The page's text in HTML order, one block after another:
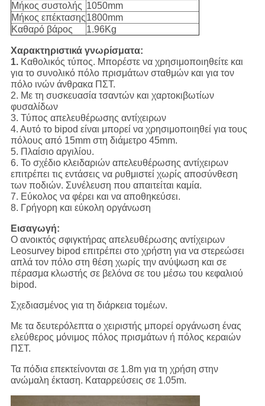
Μήκος συστολής 1050mm
Μήκος επέκτασης1800mm
Καθαρό βάρος
1.96Kg
Χαρακτηριστικά γνωρίσματα:
1. Καθολικός τύπος. Μπορέστε να χρησιμοποιηθείτε και
για το συνολικό πόλο πρισμάτων σταθμών και για τον
πόλο ινών άνθρακα ΠΣΤ.
2. Με τη συσκευασία τσαντών και χαρτοκιβωτίων
φυσαλίδων
3. Τύπος απελευθέρωσης αντίχειρων
4. Αυτό το bipod είναι μπορεί να χρησιμοποιηθεί για τους
πόλους από 15mm στη διάμετρο 45mm.
5. Πλαίσιο αργιλίου.
6. Το σχέδιο κλειδαριών απελευθέρωσης αντίχειρων
επιτρέπει τις εντάσεις να ρυθμιστεί χωρίς αποσύνθεση
των ποδιών. Συνέλευση που απαιτείται καμία.
7. Εύκολος να φέρει και να αποθηκεύσει.
8. Γρήγορη και εύκολη οργάνωση
Εισαγωγή:
Ο ανοικτός σφιγκτήρας απελευθέρωσης αντίχειρων
Leosurvey bipod επιτρέπει στο χρήστη για να στερεώσει
απλά τον πόλο στη θέση χωρίς την ανύψωση και σε
πέρασμα κλωστής σε βελόνα σε του μέσω του κεφαλιού
bipod.
Σχεδιασμένος για τη διάρκεια τομέων.
Με τα δευτερόλεπτα ο χειριστής μπορεί οργάνωση ένας
ελεύθερος μόνιμος πόλος πρισμάτων ή πόλος κεραιών
ΠΣΤ.
Τα πόδια επεκτείνονται σε 1.8m για τη χρήση στην
ανώμαλη έκταση. Καταρρεύσεις σε 1.05m.